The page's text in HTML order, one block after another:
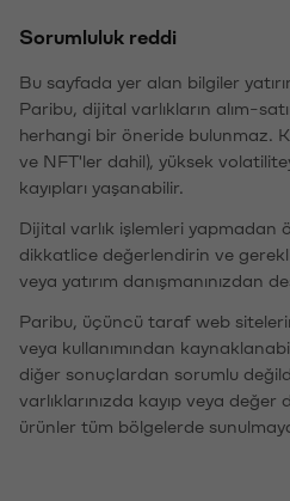
Sorumluluk reddi
Bu sayfada yer alan bilgiler
Paribu, dijital varlıkların alım-
herhangi bir öneride bulunmaz.
ve NFT'ler dahil), yüksek
kayıpları yaşanabilir.
Dijital varlık işlemleri yapmadan
dikkatlice değerlendirin ve
veya yatırım danışmanınızdan
Paribu, üçüncü taraf web
veya kullanımından
diğer sonuçlardan sorumlu
varlıklarınızda kayıp veya değer
ürünler tüm bölgelerde